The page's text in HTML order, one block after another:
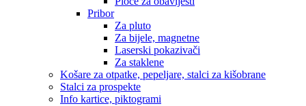
Pribor
Za pluto
Za bijele, magnetne
Laserski pokazivači
Za staklene
Košare za otpatke, pepeljare, stalci za kišobrane
Stalci za prospekte
Info kartice, piktogrami